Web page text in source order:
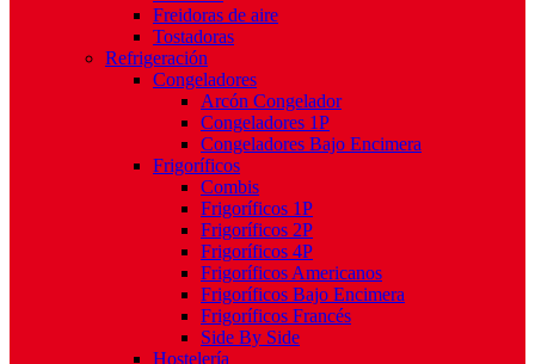
Freidoras de aire
Tostadoras
Refrigeración
Congeladores
Arcón Congelador
Congeladores 1P
Congeladores Bajo Encimera
Frigoríficos
Combis
Frigoríficos 1P
Frigoríficos 2P
Frigoríficos 4P
Frigoríficos Americanos
Frigoríficos Bajo Encimera
Frigoríficos Francés
Side By Side
Hostelería